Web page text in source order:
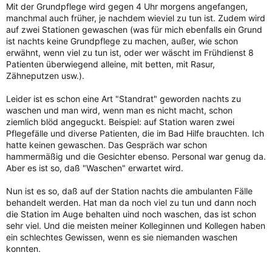
Mit der Grundpflege wird gegen 4 Uhr morgens angefangen,
manchmal auch früher, je nachdem wieviel zu tun ist. Zudem wird
auf zwei Stationen gewaschen (was für mich ebenfalls ein Grund
ist nachts keine Grundpflege zu machen, außer, wie schon
erwähnt, wenn viel zu tun ist, oder wer wäscht im Frühdienst 8
Patienten überwiegend alleine, mit betten, mit Rasur,
Zähneputzen usw.).
Leider ist es schon eine Art "Standrat" geworden nachts zu
waschen und man wird, wenn man es nicht macht, schon
ziemlich blöd angeguckt. Beispiel: auf Station waren zwei
Pflegefälle und diverse Patienten, die im Bad Hilfe brauchten. Ich
hatte keinen gewaschen. Das Gespräch war schon
hammermäßig und die Gesichter ebenso. Personal war genug da.
Aber es ist so, daß "Waschen" erwartet wird.
Nun ist es so, daß auf der Station nachts die ambulanten Fälle
behandelt werden. Hat man da noch viel zu tun und dann noch
die Station im Auge behalten uind noch waschen, das ist schon
sehr viel. Und die meisten meiner Kolleginnen und Kollegen haben
ein schlechtes Gewissen, wenn es sie niemanden waschen
konnten.